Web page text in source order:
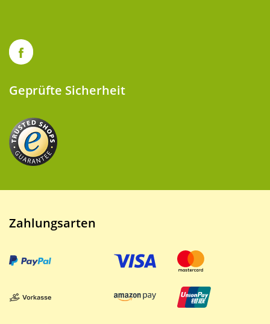
Geprüfte Sicherheit
Zahlungsarten